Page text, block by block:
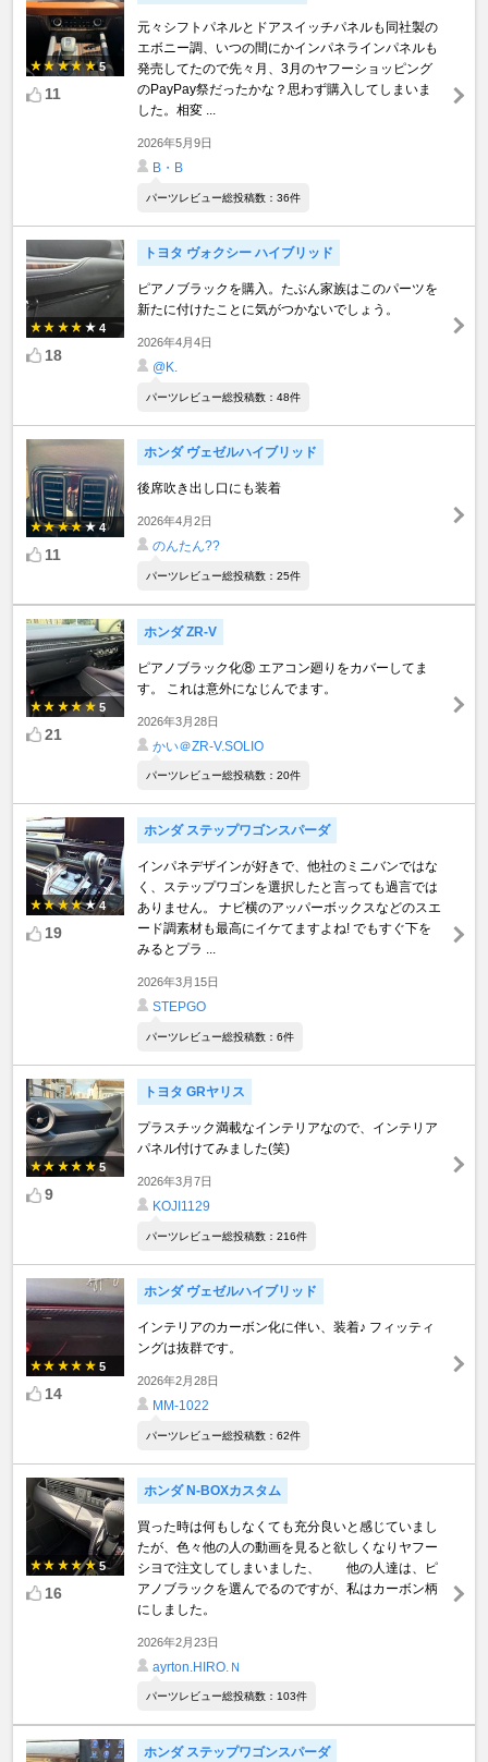
5
11
元々シフトパネルとドアスイッチパネルも同社製の
エボニー調、いつの間にかインパネラインパネルも
発売してたので先々月、3月のヤフーショッピング
のPayPay祭だったかな？思わず購入してしまいま
した。相変 ...
2026年5月9日
B・B
パーツレビュー総投稿数：36件
4
18
トヨタ ヴォクシー ハイブリッド
ピアノブラックを購入。たぶん家族はこのパーツを
新たに付けたことに気がつかないでしょう。
2026年4月4日
@K.
パーツレビュー総投稿数：48件
4
11
ホンダ ヴェゼルハイブリッド
後席吹き出し口にも装着
2026年4月2日
のんたん??
パーツレビュー総投稿数：25件
5
21
ホンダ ZR-V
ピアノブラック化⑧ エアコン廻りをカバーしてま
す。 これは意外になじんでます。
2026年3月28日
かい＠ZR-V.SOLIO
パーツレビュー総投稿数：20件
4
19
ホンダ ステップワゴンスパーダ
インパネデザインが好きで、他社のミニバンではな
く、ステップワゴンを選択したと言っても過言では
ありません。 ナビ横のアッパーボックスなどのスエ
ード調素材も最高にイケてますよね! でもすぐ下を
みるとプラ ...
2026年3月15日
STEPGO
パーツレビュー総投稿数：6件
5
9
トヨタ GRヤリス
プラスチック満載なインテリアなので、インテリア
パネル付けてみました(笑)
2026年3月7日
KOJI1129
パーツレビュー総投稿数：216件
5
14
ホンダ ヴェゼルハイブリッド
インテリアのカーボン化に伴い、装着♪ フィッティ
ングは抜群です。
2026年2月28日
MM-1022
パーツレビュー総投稿数：62件
5
16
ホンダ N-BOXカスタム
買った時は何もしなくても充分良いと感じていまし
たが、色々他の人の動画を見ると欲しくなりヤフー
シヨで注文してしまいました、 他の人達は、ピ
アノブラックを選んでるのですが、私はカーボン柄
にしました。
2026年2月23日
ayrton.HIRO.Ｎ
パーツレビュー総投稿数：103件
ホンダ ステップワゴンスパーダ